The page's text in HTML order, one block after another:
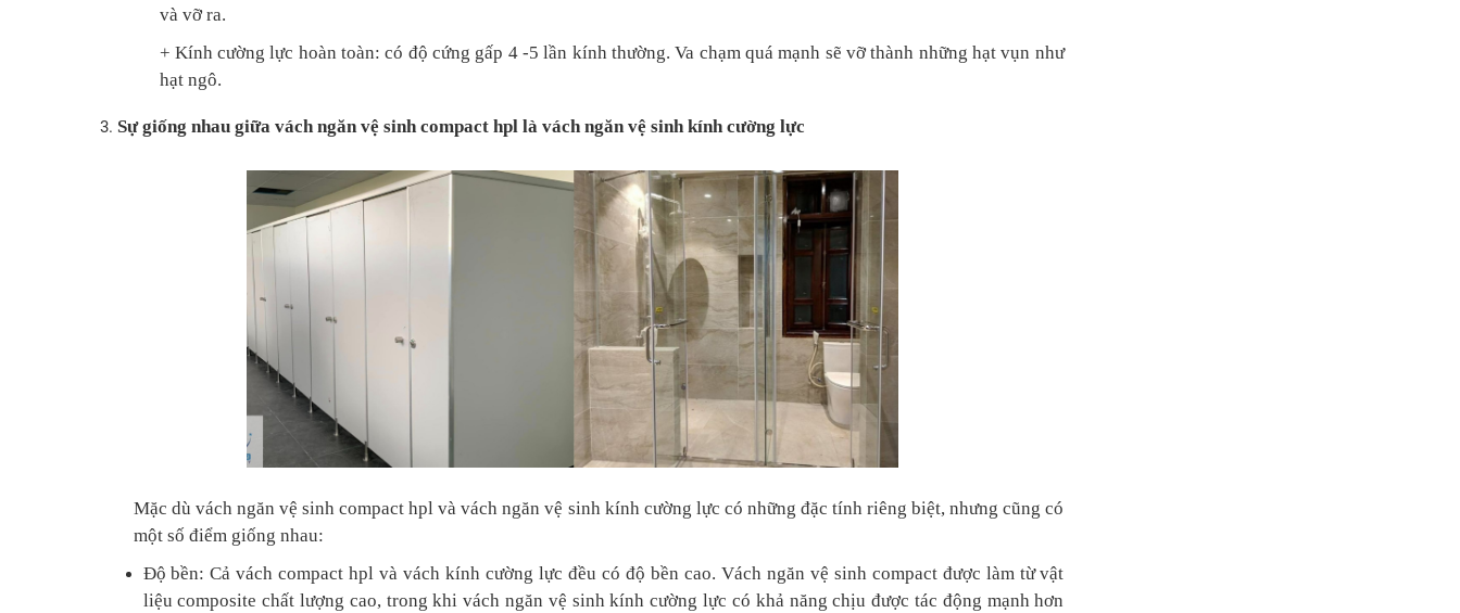
và vỡ ra.
+ Kính cường lực hoàn toàn: có độ cứng gấp 4 -5 lần kính thường. Va chạm quá mạnh sẽ vỡ thành những hạt vụn như
hạt ngô.
Sự giống nhau giữa vách ngăn vệ sinh compact hpl là vách ngăn vệ sinh kính cường lực
Mặc dù vách ngăn vệ sinh compact hpl và vách ngăn vệ sinh kính cường lực có những đặc tính riêng biệt, nhưng cũng có
một số điểm giống nhau:
Độ bền: Cả vách compact hpl và vách kính cường lực đều có độ bền cao. Vách ngăn vệ sinh compact được làm từ vật
liệu composite chất lượng cao, trong khi vách ngăn vệ sinh kính cường lực có khả năng chịu được tác động mạnh hơn